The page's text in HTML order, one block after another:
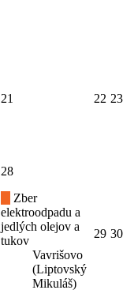
21 22 23
28
Zber
elektroodpadu a
jedlých olejov a
tukov
Vavrišovo
(Liptovský
Mikuláš)
29 30